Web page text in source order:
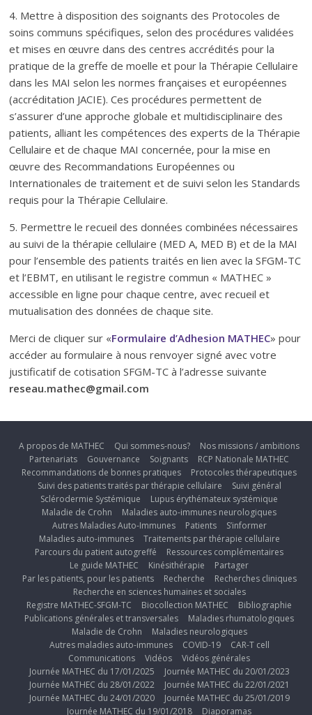
4. Mettre à disposition des soignants des Protocoles de
soins communs spécifiques, selon des procédures validées
et mises en œuvre dans des centres accrédités pour la
pratique de la greffe de moelle et pour la Thérapie Cellulaire
dans les MAI selon les normes françaises et européennes
(accréditation JACIE). Ces procédures permettent de
s’assurer d’une approche globale et multidisciplinaire des
patients, alliant les compétences des experts de la Thérapie
Cellulaire et de chaque MAI concernée, pour la mise en
œuvre des Recommandations Européennes ou
Internationales de traitement et de suivi selon les Standards
requis pour la Thérapie Cellulaire.
5. Permettre le recueil des données combinées nécessaires
au suivi de la thérapie cellulaire (MED A, MED B) et de la MAI
pour l’ensemble des patients traités en lien avec la SFGM-TC
et l’EBMT, en utilisant le registre commun « MATHEC »
accessible en ligne pour chaque centre, avec recueil et
mutualisation des données de chaque site.
Merci de cliquer sur «Formulaire d’Adhesion MATHEC» pour
accéder au formulaire à nous renvoyer signé avec votre
justificatif de cotisation SFGM-TC à l’adresse suivante
reseau.mathec@gmail.com
A propos de MATHEC Qui sommes-nous?
Nos missions / ambitions
Partenariats
Gouvernance Soignants
RCP Nationale MATHEC
Recommandations de bonnes pratiques
Protocoles thérapeutiques
Suivi des patients traités par thérapie cellulaire
Suivi général
Sclérodermie Systémique
Lupus érythémateux systémique
Maladie de Crohn
Maladies auto-immunes neurologiques
Autres Maladies Auto-Immunes
Patients
S’informer
Maladies auto-immunes
Traitements par thérapie cellulaire
Parcours du patient autogreffé
Ressources complémentaires
Le guide MATHEC
Kinésithérapie
Partager
Par les patients, pour les patients
Recherche
Recherches cliniques
Recherche en sciences humaines et sociales
Registre MATHEC-SFGM-TC
Biocollection MATHEC
Bibliographie
Publications générales et transversales
Maladies rhumatologiques
Maladie de Crohn
Maladies neurologiques
Autres maladies auto-immunes
COVID-19
CAR-T cell
Communications
Vidéos
Vidéos générales
Journée MATHEC du 17/01/2025
Journée MATHEC du 20/01/2023
Journée MATHEC du 28/01/2022
Journée MATHEC du 22/01/2021
Journée MATHEC du 24/01/2020
Journée MATHEC du 25/01/2019
Journée MATHEC du 19/01/2018
Diaporamas